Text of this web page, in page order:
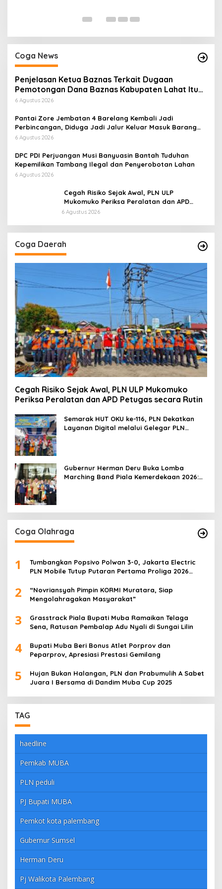
Coga News
Penjelasan Ketua Baznas Terkait Dugaan
Pemotongan Dana Baznas Kabupaten Lahat Itu
Tidak Benar
6 Agustus 2026
Pantai Zore Jembatan 4 Barelang Kembali Jadi
Perbincangan, Diduga Jadi Jalur Keluar Masuk Barang
Tanpa Dokumen Kepabeanan, Nama Berinisial WL
di Kawasan Pesisir
6 Agustus 2026
DPC PDI Perjuangan Musi Banyuasin Bantah Tuduhan
Kepemilikan Tambang Ilegal dan Penyerobotan Lahan
6 Agustus 2026
Cegah Risiko Sejak Awal, PLN ULP
Mukomuko Periksa Peralatan dan APD
Petugas secara Rutin
6 Agustus 2026
Coga Daerah
Cegah Risiko Sejak Awal, PLN ULP Mukomuko
Periksa Peralatan dan APD Petugas secara Rutin
Semarak HUT OKU ke-116, PLN Dekatkan
Layanan Digital melalui Gelegar PLN
Gubernur Herman Deru Buka Lomba
Marching Band Piala Kemerdekaan 2026:
Coga Olahraga
1
Tumbangkan Popsivo Polwan 3-0, Jakarta Electric
PLN Mobile Tutup Putaran Pertama Proliga 2026
2
“Novriansyah Pimpin KORMI Muratara, Siap
Mengolahragakan Masyarakat”
3
Grasstrack Piala Bupati Muba Ramaikan Telaga
Sena, Ratusan Pembalap Adu Nyali di Sungai Lilin
4
Bupati Muba Beri Bonus Atlet Porprov dan
Peparprov, Apresiasi Prestasi Gemilang
5
Hujan Bukan Halangan, PLN dan Prabumulih A Sabet
Juara I Bersama di Dandim Muba Cup 2025
TAG
haedline
Pemkab MUBA
PLN peduli
PJ Bupati MUBA
Pemkot kota palembang
Gubernur Sumsel
Herman Deru
Pj Walikota Palembang